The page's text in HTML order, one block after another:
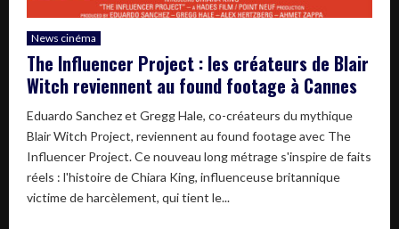
News cinéma
The Influencer Project : les créateurs de Blair
Witch reviennent au found footage à Cannes
Eduardo Sanchez et Gregg Hale, co-créateurs du mythique
Blair Witch Project, reviennent au found footage avec The
Influencer Project. Ce nouveau long métrage s'inspire de faits
réels : l'histoire de Chiara King, influenceuse britannique
victime de harcèlement, qui tient le...